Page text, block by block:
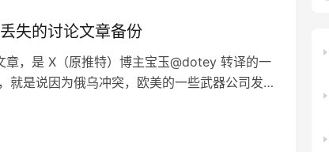
失的讨论文章备份
章，是 X（原推特）博主宝玉@dotey 转译的一
就是说因为俄乌冲突，欧美的一些武器公司发现